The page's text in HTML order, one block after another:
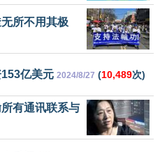
所不用其极
亿美元 2024/8/27 (10,489次)
有通讯联系与